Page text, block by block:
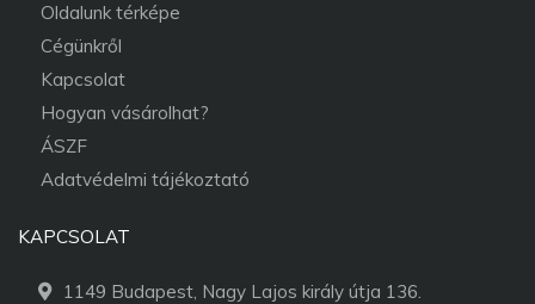
Oldalunk térképe
Cégünkről
Kapcsolat
Hogyan vásárolhat?
ÁSZF
Adatvédelmi tájékoztató
KAPCSOLAT
1149 Budapest, Nagy Lajos király útja 136.